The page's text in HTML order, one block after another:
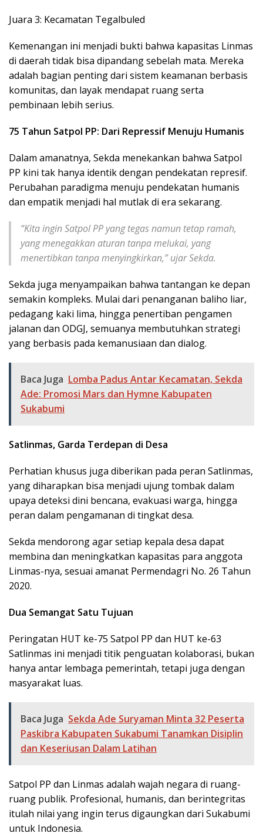
Juara 3: Kecamatan Tegalbuled
Kemenangan ini menjadi bukti bahwa kapasitas Linmas
di daerah tidak bisa dipandang sebelah mata. Mereka
adalah bagian penting dari sistem keamanan berbasis
komunitas, dan layak mendapat ruang serta
pembinaan lebih serius.
75 Tahun Satpol PP: Dari Repressif Menuju Humanis
Dalam amanatnya, Sekda menekankan bahwa Satpol
PP kini tak hanya identik dengan pendekatan represif.
Perubahan paradigma menuju pendekatan humanis
dan empatik menjadi hal mutlak di era sekarang.
“Kita ingin Satpol PP yang tegas namun tetap ramah,
yang menegakkan aturan tanpa melukai, yang
menertibkan tanpa menyingkirkan,” ujar Sekda.
Sekda juga menyampaikan bahwa tantangan ke depan
semakin kompleks. Mulai dari penanganan baliho liar,
pedagang kaki lima, hingga penertiban pengamen
jalanan dan ODGJ, semuanya membutuhkan strategi
yang berbasis pada kemanusiaan dan dialog.
Baca Juga Lomba Padus Antar Kecamatan, Sekda
Ade: Promosi Mars dan Hymne Kabupaten
Sukabumi
Satlinmas, Garda Terdepan di Desa
Perhatian khusus juga diberikan pada peran Satlinmas,
yang diharapkan bisa menjadi ujung tombak dalam
upaya deteksi dini bencana, evakuasi warga, hingga
peran dalam pengamanan di tingkat desa.
Sekda mendorong agar setiap kepala desa dapat
membina dan meningkatkan kapasitas para anggota
Linmas-nya, sesuai amanat Permendagri No. 26 Tahun
2020.
Dua Semangat Satu Tujuan
Peringatan HUT ke-75 Satpol PP dan HUT ke-63
Satlinmas ini menjadi titik penguatan kolaborasi, bukan
hanya antar lembaga pemerintah, tetapi juga dengan
masyarakat luas.
Baca Juga Sekda Ade Suryaman Minta 32 Peserta
Paskibra Kabupaten Sukabumi Tanamkan Disiplin
dan Keseriusan Dalam Latihan
Satpol PP dan Linmas adalah wajah negara di ruang-
ruang publik. Profesional, humanis, dan berintegritas
itulah nilai yang ingin terus digaungkan dari Sukabumi
untuk Indonesia.